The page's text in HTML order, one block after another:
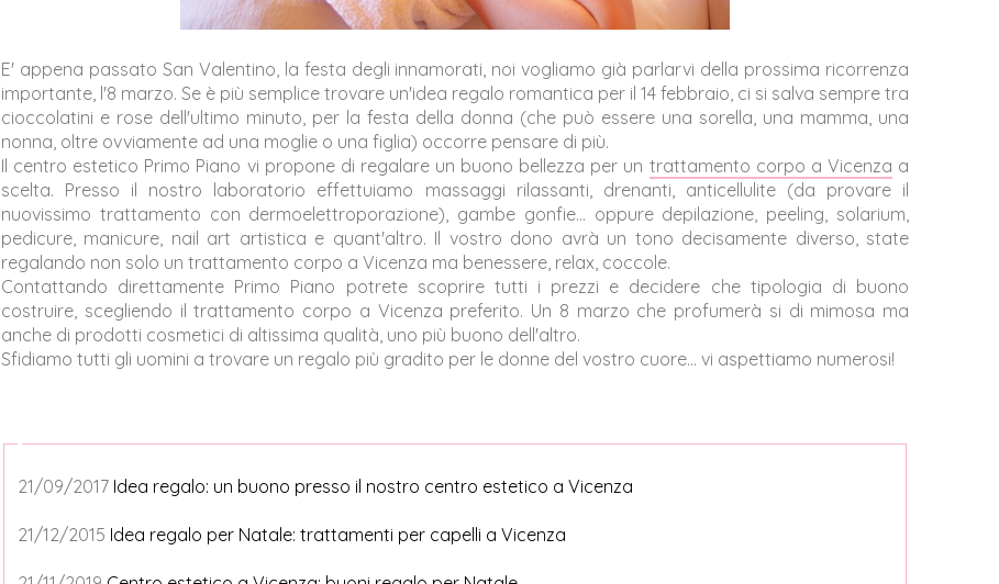
E' appena passato San Valentino, la festa degli innamorati, noi vogliamo già parlarvi della prossima ricorrenza
importante, l'8 marzo. Se è più semplice trovare un'idea regalo romantica per il 14 febbraio, ci si salva sempre tra
cioccolatini e rose dell'ultimo minuto, per la festa della donna (che può essere una sorella, una mamma, una
nonna, oltre ovviamente ad una moglie o una figlia) occorre pensare di più.
Il centro estetico Primo Piano vi propone di regalare un buono bellezza per un trattamento corpo a Vicenza a
scelta. Presso il nostro laboratorio effettuiamo massaggi rilassanti, drenanti, anticellulite (da provare il
nuovissimo trattamento con dermoelettroporazione), gambe gonfie... oppure depilazione, peeling, solarium,
pedicure, manicure, nail art artistica e quant'altro. Il vostro dono avrà un tono decisamente diverso, state
regalando non solo un trattamento corpo a Vicenza ma benessere, relax, coccole.
Contattando direttamente Primo Piano potrete scoprire tutti i prezzi e decidere che tipologia di buono
costruire, scegliendo il trattamento corpo a Vicenza preferito. Un 8 marzo che profumerà si di mimosa ma
anche di prodotti cosmetici di altissima qualità, uno più buono dell'altro.
Sfidiamo tutti gli uomini a trovare un regalo più gradito per le donne del vostro cuore... vi aspettiamo numerosi!
21/09/2017 Idea regalo: un buono presso il nostro centro estetico a Vicenza
21/12/2015 Idea regalo per Natale: trattamenti per capelli a Vicenza